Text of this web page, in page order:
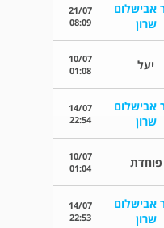
אבישלום
שרון
21/07
08:09
יעל
10/07
01:08
אבישלום
שרון
14/07
22:54
פוחדת
10/07
01:04
אבישלום
שרון
14/07
22:53